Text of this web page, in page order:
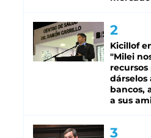
Kicillof
"Milei
recursos
dárselos
bancos,
a sus